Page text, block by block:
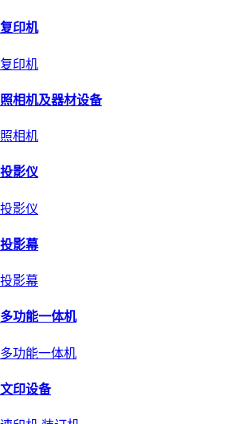
复印机
复印机
照相机及器材设备
照相机
投影仪
投影仪
投影幕
投影幕
多功能一体机
多功能一体机
文印设备